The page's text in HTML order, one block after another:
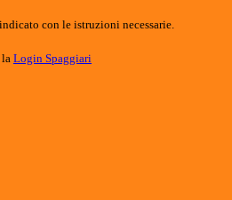
con le istruzioni necessarie.
la Login Spaggiari